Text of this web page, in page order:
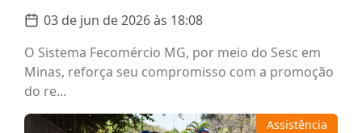
03 de jun de 2026 às 18:08
O Sistema Fecomércio MG, por meio do Sesc em
Minas, reforça seu compromisso com a promoção
do re...
Assistência